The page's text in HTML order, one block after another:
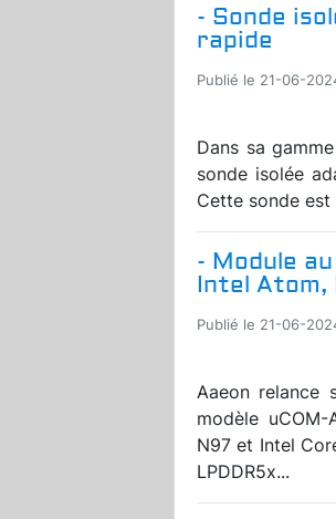
- Sonde
rapide
Publié le 21-06-
Dans sa
sonde isolée
Cette sonde
- Module
Intel Atom,
Publié le 21-06-
Aaeon relance
modèle
N97 et Intel
LPDDR5x...